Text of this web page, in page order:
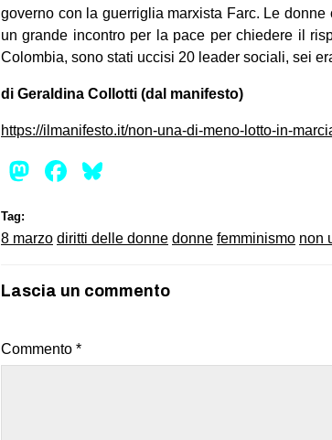
governo con la guerriglia marxista Farc. Le
un grande incontro per la pace per chiedere il
Colombia, sono stati uccisi 20 leader sociali, sei
di Geraldina Collotti (dal manifesto)
https://ilmanifesto.it/non-una-di-meno-lotto-in-
Mastodon
Facebook
Tag:
8 marzo diritti delle donne donne femminismo non
Lascia un commento
Commento *